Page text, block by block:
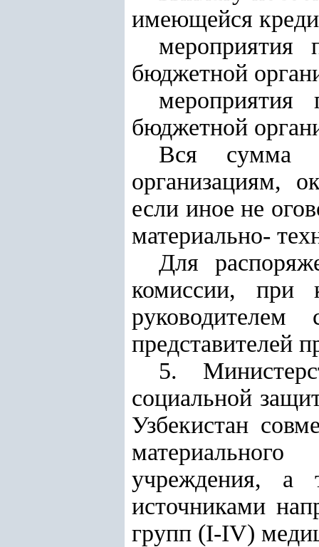
имеющейся
мероприятия
бюджетной
мероприятия
бюджетной
Вся сумма
организациям,
если иное не
материально-
Для
комиссии, при
представителей
5.
социальной
Узбекистан
учреждения, а
источниками
групп (I-IV)